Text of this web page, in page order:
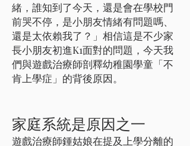
緒，誰知到了今天，還是會在學校門
前哭不停，是小朋友情緒有問題嗎、
還是太依賴我了？」相信這是不少家
長小朋友初進K1面對的問題，今天我
們與遊戲治療師剖釋幼稚園學童「不
肯上學症」的背後原因。
家庭系統是原因之一
遊戲治療師鍾姑娘在提及上學分離的